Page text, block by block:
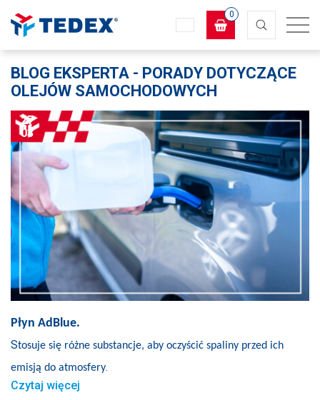
0
Koszyk
info:Twój koszyk jest pusty! ×
BLOG EKSPERTA - PORADY DOTYCZĄCE
OLEJÓW SAMOCHODOWYCH
27
03
Płyn AdBlue.
Stosuje się różne substancje, aby oczyścić spaliny przed ich
emisją do atmosfery.
Czytaj więcej